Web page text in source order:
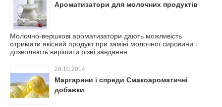
Ароматизатори для молочних продуктів
Молочно-вершкові ароматизатори дають можливість
отримати якісний продукт при заміні молочної сировини і
дозволяють вирішити різні завдання.
28.10.2014
Маргарини і спреди Смакоароматичні
добавки